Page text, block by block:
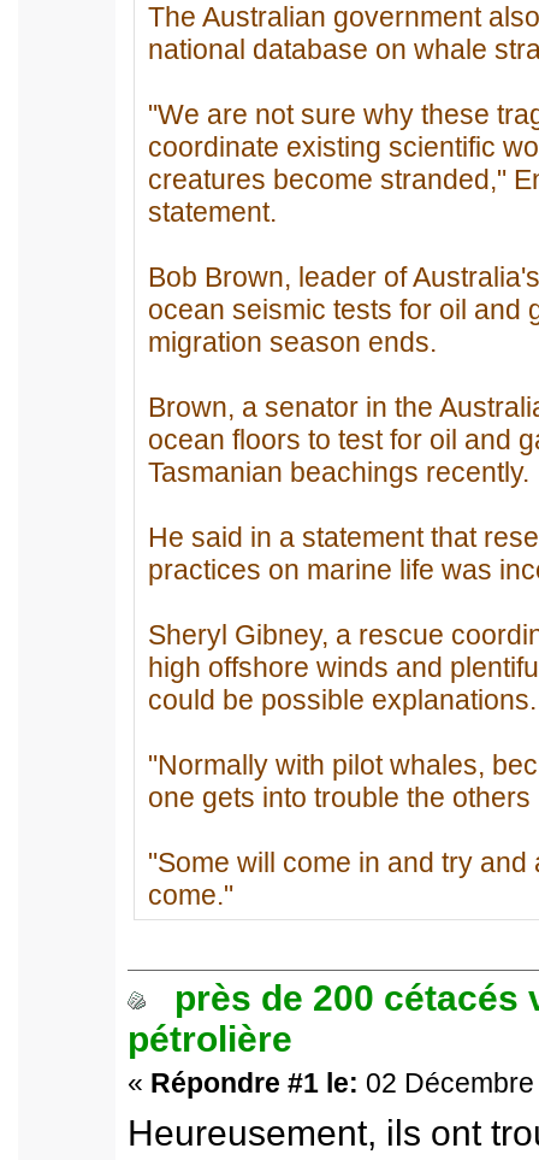
The Australian government
national database on whale
"We are not sure why these
coordinate existing scientific
creatures become stranded,"
statement.
Bob Brown, leader of
ocean seismic tests for oil and
migration season ends.
Brown, a senator in the
ocean floors to test for oil and
Tasmanian beachings recently.
He said in a statement that
practices on marine life was
Sheryl Gibney, a rescue
high offshore winds and
could be possible explanations.
"Normally with pilot whales,
one gets into trouble the
"Some will come in and try
come."
près de 200 cétacés
pétrolière
« Répondre #1 le: 02
Heureusement, ils ont